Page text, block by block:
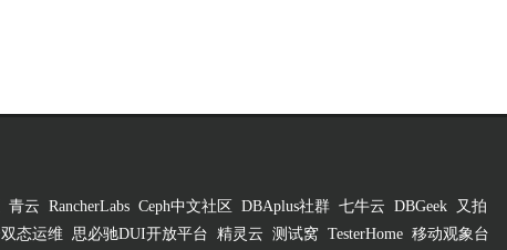
青云 RancherLabs Ceph中文社区 DBAplus社群 七牛云 DBGeek
又拍
态运维 思必驰DUI开放平台 精灵云 测试窝 TesterHome 移动观象台